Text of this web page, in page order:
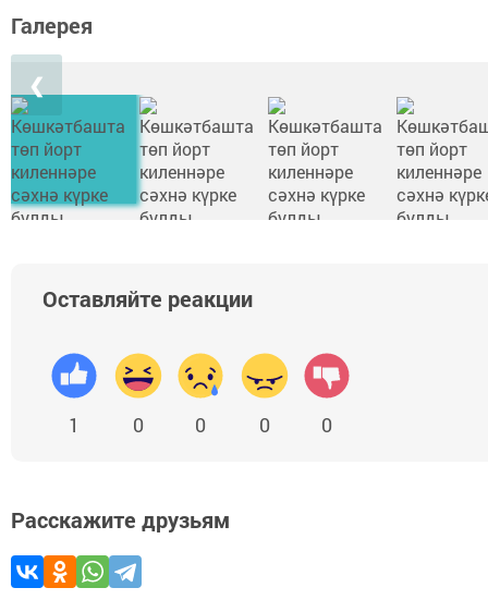
Галерея
❮
Оставляйте реакции
1 0 0 0 0
Расскажите друзьям